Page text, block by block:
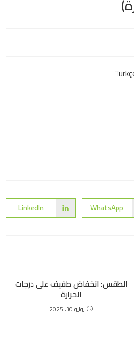
WhatsApp
LinkedIn
الطقس: انخفاض طفيف على درجات
الحرارة
يوليو 30, 2025